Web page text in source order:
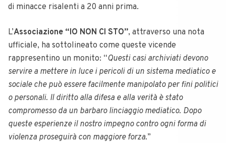
di minacce risalenti a 20 anni prima.
L’Associazione “IO NON CI STO”, attraverso una nota
ufficiale, ha sottolineato come queste vicende
rappresentino un monito: “Questi casi archiviati devono
servire a mettere in luce i pericoli di un sistema mediatico e
sociale che può essere facilmente manipolato per fini politici
o personali. Il diritto alla difesa e alla verità è stato
compromesso da un barbaro linciaggio mediatico. Dopo
queste esperienze il nostro impegno contro ogni forma di
violenza proseguirà con maggiore forza.”